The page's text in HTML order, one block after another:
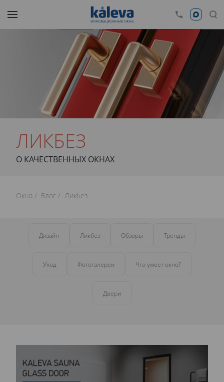
ЛИКБЕЗ
О КАЧЕСТВЕННЫХ ОКНАХ
Окна Блог Ликбез
Дизайн Ликбез Обзоры Тренды
Уход Фотогалереи Что умеет окно?
Двери